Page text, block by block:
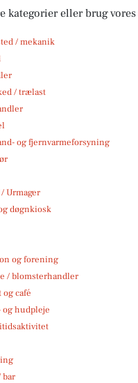
kategorier eller brug vores
/ mekanik
/ trælast
og fjernvarmeforsyning
Urmager
døgnkiosk
og forening
/ blomsterhandler
og café
og hudpleje
bar